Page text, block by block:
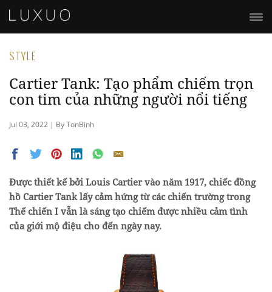
STYLE
Cartier Tank: Tạo phẩm chiếm trọn
con tim của những người nổi tiếng
Jul 03, 2022 | By TonBinh
Được thiết kế bởi Louis Cartier vào năm 1917, chiếc đồng
hồ Cartier Tank lấy cảm hứng từ các chiến trường trong
Thế chiến I vẫn là sáng tạo chiếm được nhiều cảm tình
của giới mộ điệu cho đến ngày nay.